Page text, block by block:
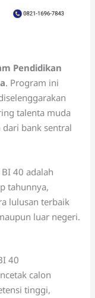
Pendidikan
. Program ini
talenta muda
bank sentral
BI 40 adalah
tahunnya,
lulusan terbaik
luar negeri.
40
calon
tinggi,